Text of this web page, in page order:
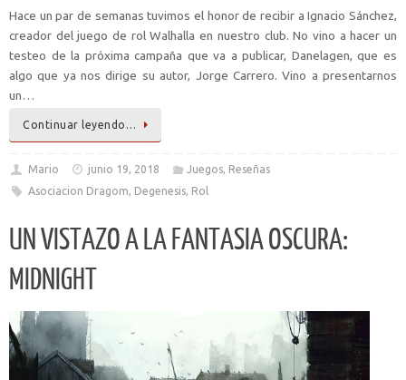
Hace un par de semanas tuvimos el honor de recibir a Ignacio Sánchez,
creador del juego de rol Walhalla en nuestro club. No vino a hacer un
testeo de la próxima campaña que va a publicar, Danelagen, que es
algo que ya nos dirige su autor, Jorge Carrero. Vino a presentarnos
un…
Continuar leyendo…
Mario junio 19, 2018 Juegos, Reseñas
Asociacion Dragom, Degenesis, Rol
UN VISTAZO A LA FANTASIA OSCURA:
MIDNIGHT